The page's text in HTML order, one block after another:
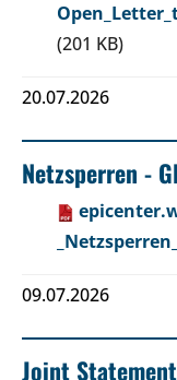
(201 KB)
20.07.2026
Netzsperren -
09.07.2026
Joint